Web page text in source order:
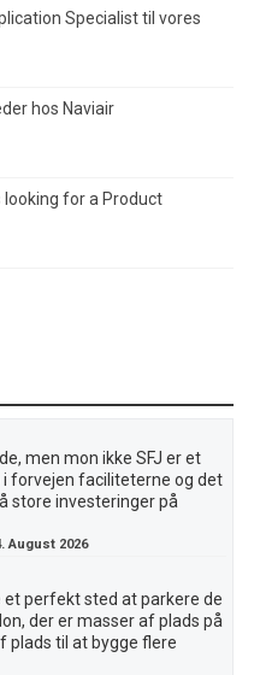
Specialist til vores
hos Naviair
looking for a Product
men mon ikke SFJ er et
i forvejen faciliteterne og det
store investeringer på
August 2026
et perfekt sted at parkere de
der er masser af plads på
plads til at bygge flere